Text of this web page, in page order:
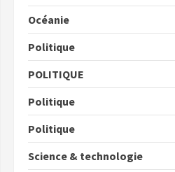
Océanie
Politique
POLITIQUE
Politique
Politique
Science & technologie